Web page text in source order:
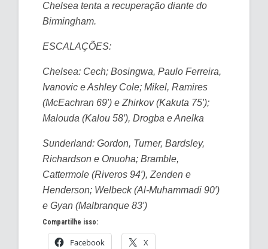
Chelsea tenta a recuperação diante do
Birmingham.
ESCALAÇÕES:
Chelsea: Cech; Bosingwa, Paulo Ferreira,
Ivanovic e Ashley Cole; Mikel, Ramires
(McEachran 69′) e Zhirkov (Kakuta 75′);
Malouda (Kalou 58′), Drogba e Anelka
Sunderland: Gordon, Turner, Bardsley,
Richardson e Onuoha; Bramble,
Cattermole (Riveros 94′), Zenden e
Henderson; Welbeck (Al-Muhammadi 90′)
e Gyan (Malbranque 83′)
Compartilhe isso:
Facebook X